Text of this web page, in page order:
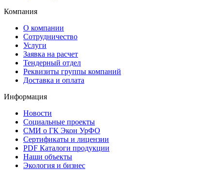
Компания
О компании
Сотрудничество
Услуги
Заявка на расчет
Тендерный отдел
Реквизиты группы компаний
Доставка и оплата
Информация
Новости
Социальные проекты
СМИ о ГК Экон УрФО
Сертификаты и лицензии
PDF Каталоги продукции
Наши объекты
Экология и бизнес